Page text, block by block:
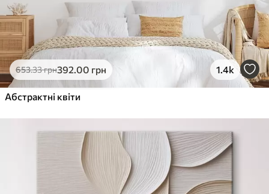
653.33грн392.00 грн 1.4k
Абстрактні квіти